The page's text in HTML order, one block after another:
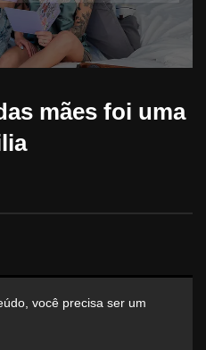
mães foi uma
você precisa ser um